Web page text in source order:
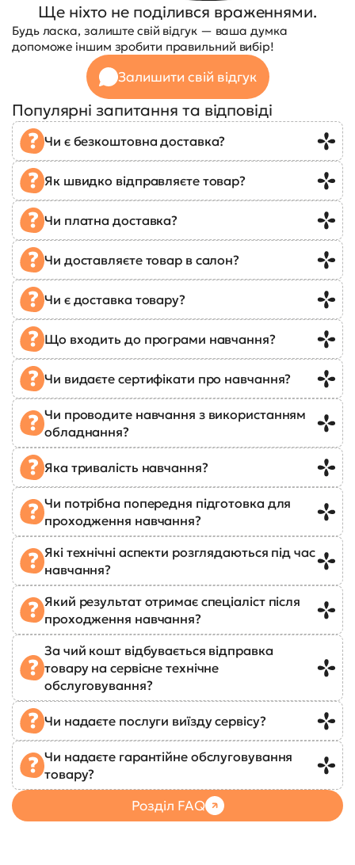
Ще ніхто не поділився враженнями.
Будь ласка, залиште свій відгук — ваша думка
допоможе іншим зробити правильний вибір!
Залишити свій відгук
Популярні запитання та відповіді
Чи є безкоштовна доставка?
Як швидко відправляєте товар?
Чи платна доставка?
Чи доставляєте товар в салон?
Чи є доставка товару?
Що входить до програми навчання?
Чи видаєте сертифікати про навчання?
Чи проводите навчання з використанням
обладнання?
Яка тривалість навчання?
Чи потрібна попередня підготовка для
проходження навчання?
Які технічні аспекти розглядаються під час
навчання?
Який результат отримає спеціаліст після
проходження навчання?
За чий кошт відбувається відправка
товару на сервісне технічне
обслуговування?
Чи надаєте послуги виїзду сервісу?
Чи надаєте гарантійне обслуговування
товару?
Розділ FAQ